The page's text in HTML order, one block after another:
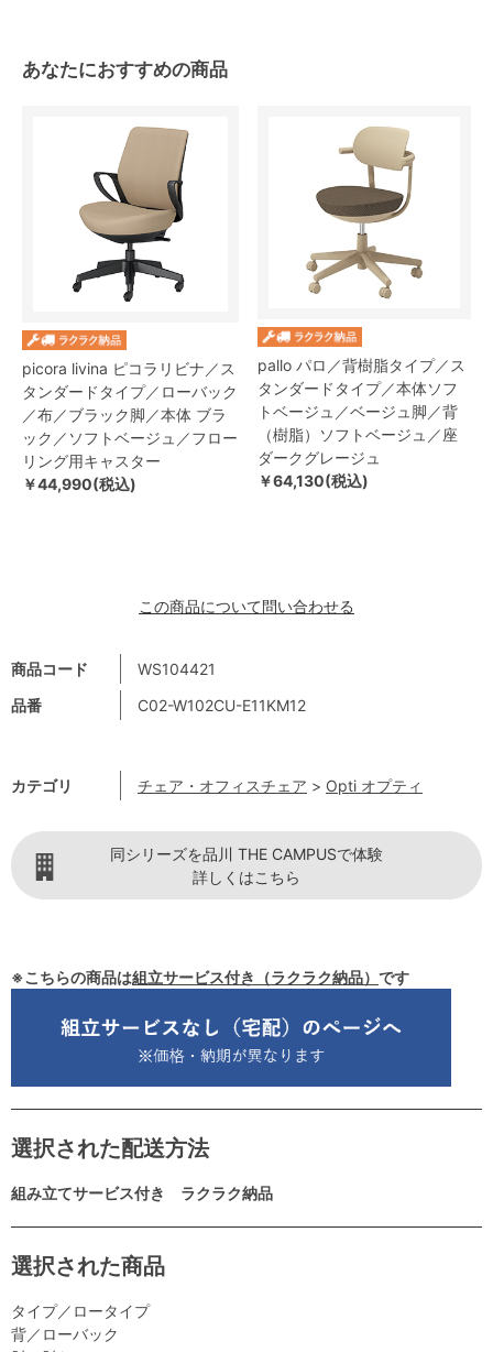
商品コード
WS104421
品番
C02-W102CU-E11KM12
カテゴリ チェア・オフィスチェア > Opti オプティ
あなたにおすすめの商品
picora livina ピコラリビナ／ス
タンダードタイプ／ローバック
／布／ブラック脚／本体 ブラ
ック／ソフトベージュ／フロー
リング用キャスター
￥44,990(税込)
pallo パロ／背樹脂タイプ／ス
タンダードタイプ／本体ソフ
トベージュ／ベージュ脚／背
（樹脂）ソフトベージュ／座
ダークグレージュ
￥64,130(税込)
この商品について問い合わせる
同シリーズを品川 THE CAMPUSで体験
詳しくはこちら
※こちらの商品は組立サービス付き（ラクラク納品） です
選択された配送方法
組み立てサービス付き ラクラク納品
選択された商品
タイプ／ロータイプ
背／ローバック